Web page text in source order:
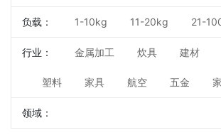
负载： 1-10kg 11-20kg 21-
行业： 金属加工 炊具 建材
塑料 家具 航空 五金
领域：